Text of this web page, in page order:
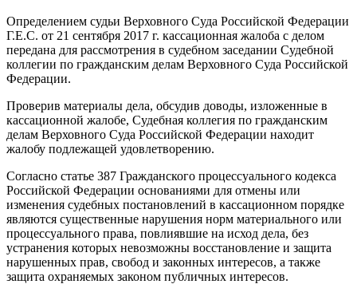
Определением судьи Верховного Суда Российской Федерации
Г.Е.С. от 21 сентября 2017 г. кассационная жалоба с делом
передана для рассмотрения в судебном заседании Судебной
коллегии по гражданским делам Верховного Суда Российской
Федерации.
Проверив материалы дела, обсудив доводы, изложенные в
кассационной жалобе, Судебная коллегия по гражданским
делам Верховного Суда Российской Федерации находит
жалобу подлежащей удовлетворению.
Согласно статье 387 Гражданского процессуального кодекса
Российской Федерации основаниями для отмены или
изменения судебных постановлений в кассационном порядке
являются существенные нарушения норм материального или
процессуального права, повлиявшие на исход дела, без
устранения которых невозможны восстановление и защита
нарушенных прав, свобод и законных интересов, а также
защита охраняемых законом публичных интересов.